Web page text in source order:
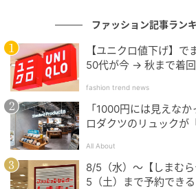
ファッション記事ラン
【ユニクロ値下げ】
50代が今 → 秋まで着
fashion trend news
「1000円には見えな
ロダクツのリュックが
All About
8/5（水）〜【しまむ
5（土）まで予約でき